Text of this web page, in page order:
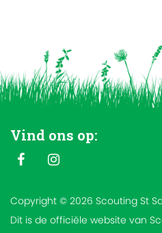
Vind ons op:
Copyright © 2026 Scouting St
Dit is de officiële website van